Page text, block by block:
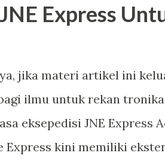
Express
jika materi artikel ini
ilmu untuk rekan
eksepedisi JNE Express
Express kini memiliki